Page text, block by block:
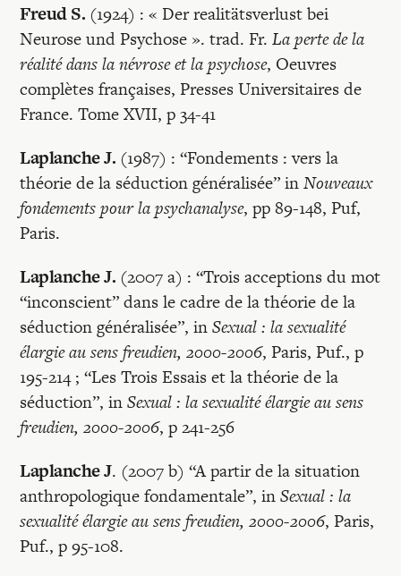
Freud S. (1924) : « Der realitätsverlust bei
Neurose und Psychose ». trad. Fr.La perte de la
réalité dans la névrose et la psychose, Oeuvres
complètes françaises, Presses Universitaires de
France. Tome XVII, p 34-41
Laplanche J. (1987) : “Fondements : vers la
théorie de la séduction généralisée” inNouveaux
fondements pour la psychanalyse, pp 89-148, Puf,
Paris.
Laplanche J. (2007 a) : “Trois acceptions du mot
“inconscient” dans le cadre de la théorie de la
séduction généralisée”, inSexual : la sexualité
élargie au sens freudien, 2000-2006, Paris, Puf., p
195-214 ; “Les Trois Essais et la théorie de la
séduction”, inSexual : la sexualité élargie au sens
freudien, 2000-2006, p 241-256
Laplanche J. (2007 b) “A partir de la situation
anthropologique fondamentale”, inSexual : la
sexualité élargie au sens freudien, 2000-2006, Paris,
Puf., p 95-108.